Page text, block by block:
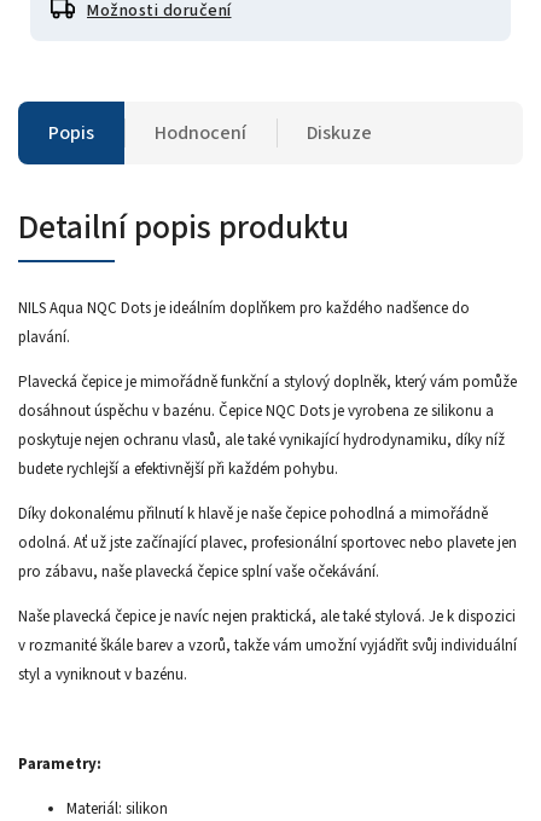
Možnosti doručení
Popis Hodnocení Diskuze
Detailní popis produktu
NILS Aqua NQC Dots je ideálním doplňkem pro každého nadšence do
plavání.
Plavecká čepice je mimořádně funkční a stylový doplněk, který vám pomůže
dosáhnout úspěchu v bazénu. Čepice NQC Dots je vyrobena ze silikonu a
poskytuje nejen ochranu vlasů, ale také vynikající hydrodynamiku, díky níž
budete rychlejší a efektivnější při každém pohybu.
Díky dokonalému přilnutí k hlavě je naše čepice pohodlná a mimořádně
odolná. Ať už jste začínající plavec, profesionální sportovec nebo plavete jen
pro zábavu, naše plavecká čepice splní vaše očekávání.
Naše plavecká čepice je navíc nejen praktická, ale také stylová. Je k dispozici
v rozmanité škále barev a vzorů, takže vám umožní vyjádřit svůj individuální
styl a vyniknout v bazénu.
Parametry:
Materiál: silikon